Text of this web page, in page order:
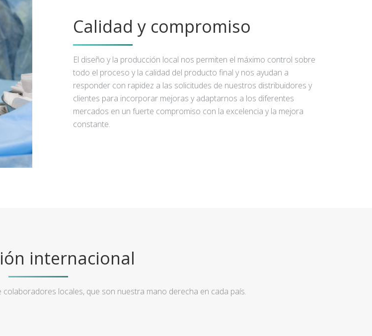
Calidad y compromiso
El diseño y la producción local nos permiten el máximo control sobre
todo el proceso y la calidad del producto final y nos ayudan a
responder con rapidez a las solicitudes de nuestros distribuidores y
clientes para incorporar mejoras y adaptarnos a los diferentes
mercados en un fuerte compromiso con la excelencia y la mejora
constante.
internacional
colaboradores locales, que son nuestra mano derecha en cada país.